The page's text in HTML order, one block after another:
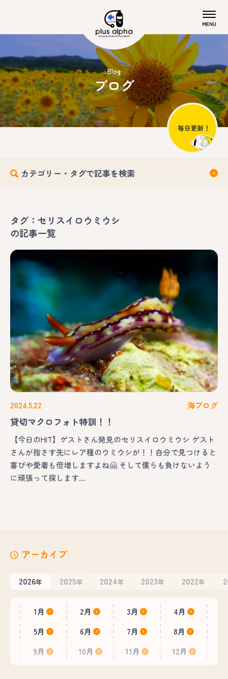
Blog
ブログ
カテゴリー・タグで記事を検索
タグ：セリスイロウミウシ
の記事一覧
2024.5.22 海ブログ
貸切マクロフォト特訓！！
【今日のHIT】ゲストさん発見のセリスイロウミウシ ゲスト
さんが指さす先にレア種のウミウシが！！自分で見つけると
喜びや愛着も倍増しますよね🤗 そして僕らも負けないよう
に頑張って探します…
アーカイブ
2026年 2025年 2024年 2023年 2022年
1月 2月 3月
4月
5月
6月 7月
8月
9月
10月 11月 12月